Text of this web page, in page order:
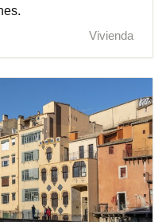
Vivienda